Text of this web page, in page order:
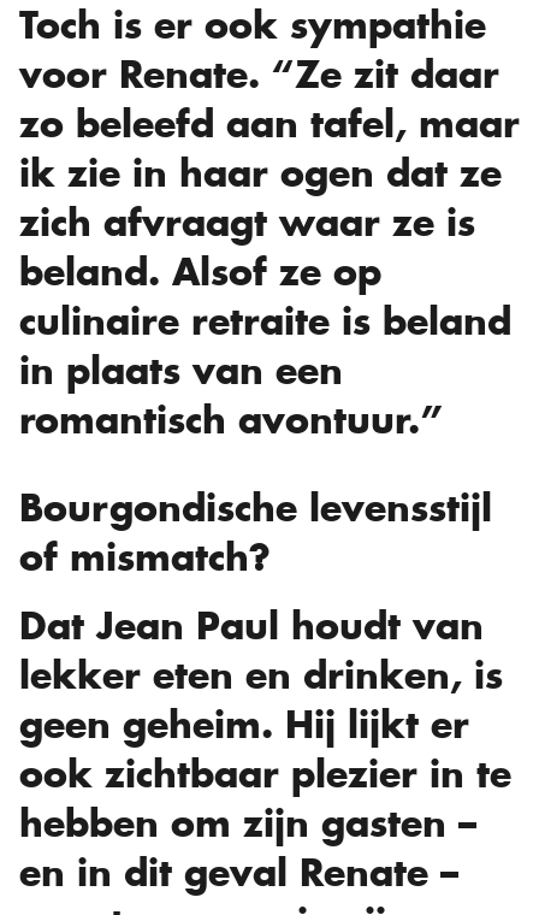
Toch is er ook sympathie
voor Renate. “Ze zit daar
zo beleefd aan tafel, maar
ik zie in haar ogen dat ze
zich afvraagt waar ze is
beland. Alsof ze op
culinaire retraite is beland
in plaats van een
romantisch avontuur.”
Bourgondische levensstijl
of mismatch?
Dat Jean Paul houdt van
lekker eten en drinken, is
geen geheim. Hij lijkt er
ook zichtbaar plezier in te
hebben om zijn gasten –
en in dit geval Renate –